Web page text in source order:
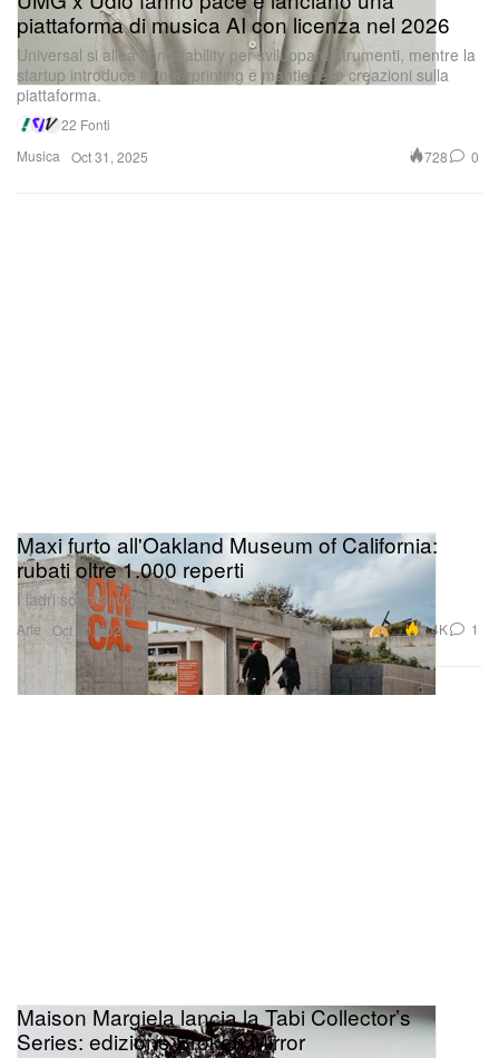
Musica
piattaforma di musica AI con licenza nel 2026
Universal si allea con Stability per sviluppare strumenti, mentre la
startup introduce il fingerprinting e mantiene le creazioni sulla
piattaforma.
22 Fonti
Oct 31, 2025
728 0
Arte
Maxi furto all'Oakland Museum of California:
rubati oltre 1.000 reperti
I ladri sono ancora in fuga.
Oct 30, 2025 2.4K 1
Maison Margiela lancia la Tabi Collector’s
Series: edizione Broken Mirror